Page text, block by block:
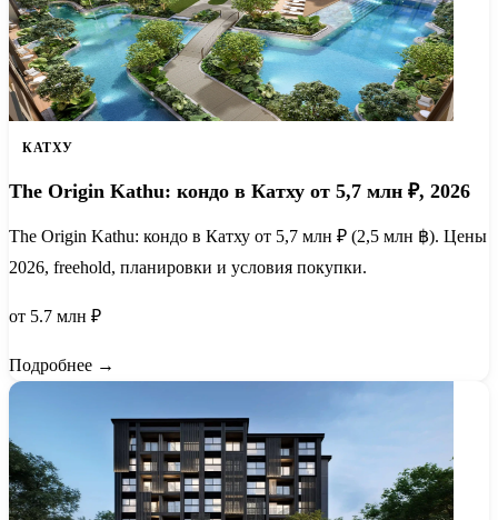
КАТХУ
The Origin Kathu: кондо в Катху от 5,7 млн ₽, 2026
The Origin Kathu: кондо в Катху от 5,7 млн ₽ (2,5 млн ฿). Цены
2026, freehold, планировки и условия покупки.
от 5.7 млн ₽
Подробнее →